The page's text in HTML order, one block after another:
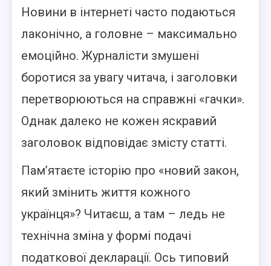
Новини в інтернеті часто подаються
лаконічно, а головне – максимально
емоційно. Журналісти змушені
боротися за увагу читача, і заголовки
перетворюються на справжні «гачки».
Однак далеко не кожен яскравий
заголовок відповідає змісту статті.
Пам’ятаєте історію про «новий закон,
який змінить життя кожного
українця»? Читаєш, а там – ледь не
технічна зміна у формі подачі
податкової декларації. Ось типовий